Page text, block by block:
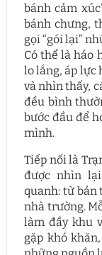
bánh cảm
bánh chưng,
gọi “gói lại”
Có thể là háo
lo lắng, áp lực
và nhìn thấy,
đều bình
bước đầu để
mình.
Tiếp nối là
được nhìn
quanh: từ bản
nhà trường.
làm đầy khu
gặp khó